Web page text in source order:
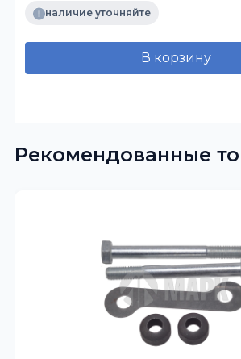
наличие уточняйте
В корзину
Рекомендованные